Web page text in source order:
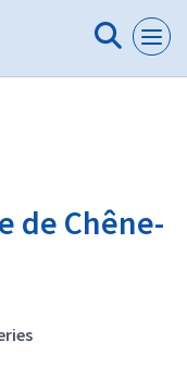
de Chêne-